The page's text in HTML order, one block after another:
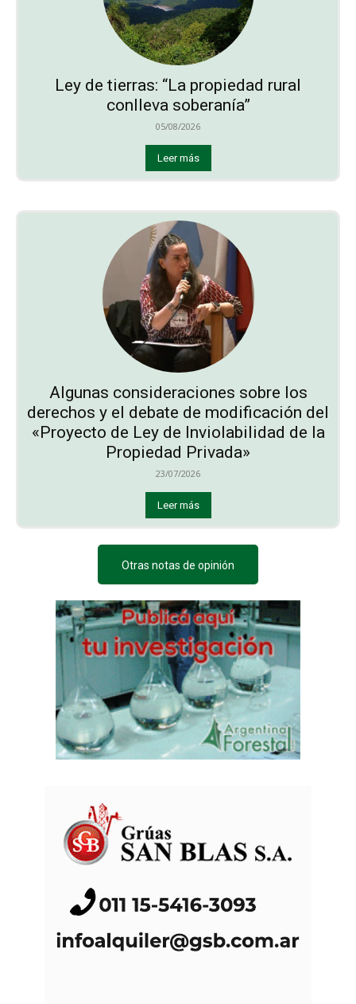
Ley de tierras: “La propiedad rural
conlleva soberanía”
05/08/2026
Leer más
Algunas consideraciones sobre los
derechos y el debate de modificación del
«Proyecto de Ley de Inviolabilidad de la
Propiedad Privada»
23/07/2026
Leer más
Otras notas de opinión